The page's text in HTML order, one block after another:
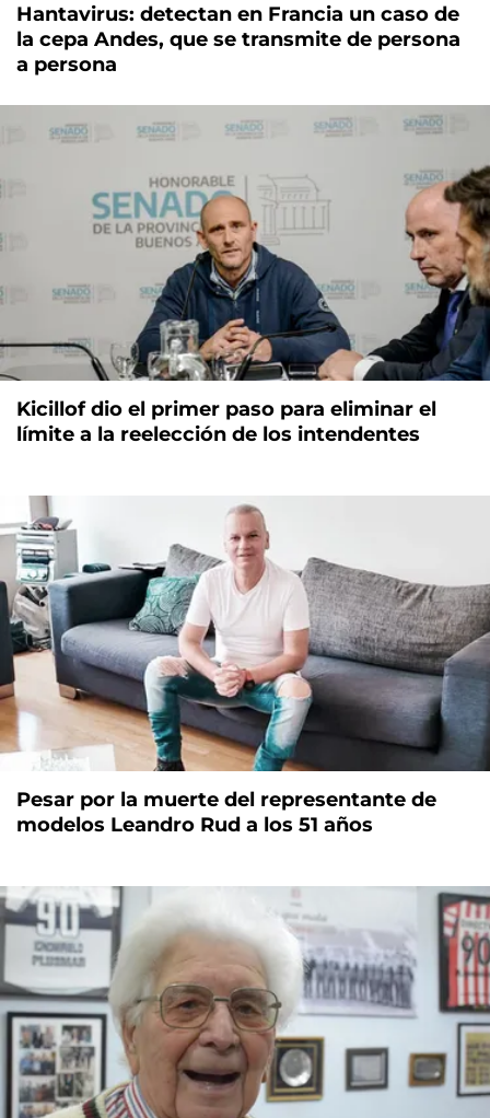
Hantavirus: detectan en Francia un caso de
la cepa Andes, que se transmite de persona
a persona
Kicillof dio el primer paso para eliminar el
límite a la reelección de los intendentes
Pesar por la muerte del representante de
modelos Leandro Rud a los 51 años